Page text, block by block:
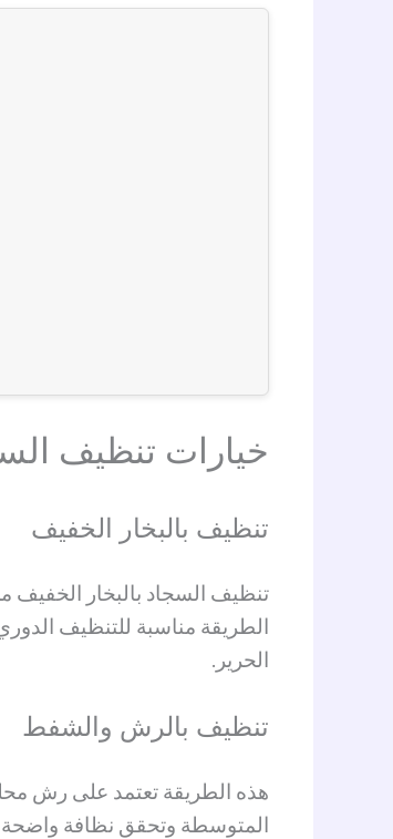
خيارات تنظيف
تنظيف بالبخار الخفيف
تنظيف السجاد بالبخار الخفيف
الطريقة مناسبة للتنظيف
الحرير.
تنظيف بالرش والشفط
هذه الطريقة تعتمد على رش
المتوسطة وتحقق نظافة واضحة